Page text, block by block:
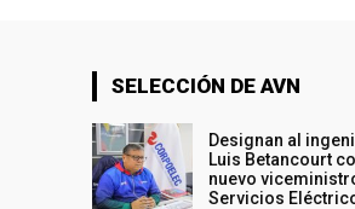
SELECCIÓN DE AVN
Designan al
Luis Betancourt
nuevo
Servicios